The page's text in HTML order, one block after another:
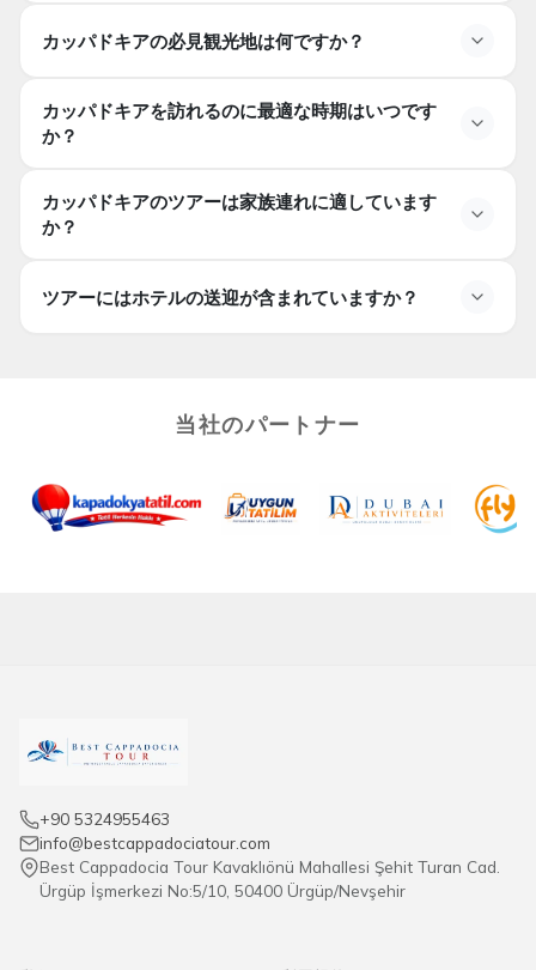
はい、プライベートツアーは利用可能で、パーソナライ
ュールを提供します。
カッパドキアの必見観光地は何ですか？
必見の観光地には、ギョレメ野外博物館、ラブバレー、
ヒサール城があります。
カッパドキアを訪れるのに最適な時期はいつです
か？
カッパドキアを訪れるのに最適な時期は春（4月〜6月）
カッパドキアのツアーは家族連れに適しています
か？
はい、多くのカッパドキアツアーは家族向けで、文化的
ツアーにはホテルの送迎が含まれていますか？
やプライベートツアーの場合、便利なホテルの送迎が含
当社のパートナー
+90 5324955463
info@bestcappadociatour.com
Best Cappadocia Tour Kavaklıönü Mahallesi Şehit Turan Cad.
Ürgüp İşmerkezi No:5/10, 50400 Ürgüp/Nevşehir